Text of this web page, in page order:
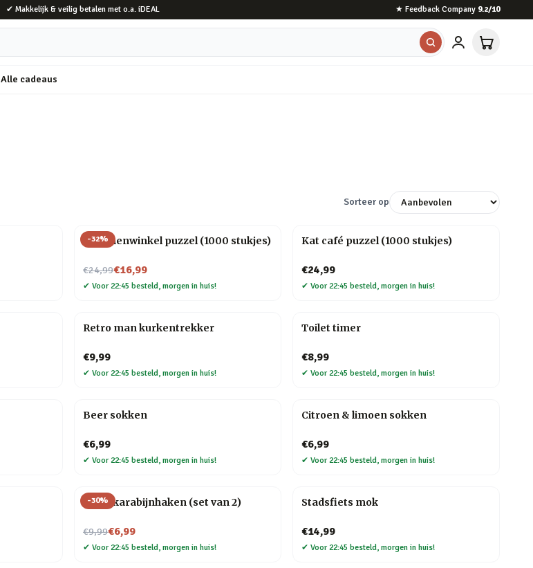
✔ Makkelijk & veilig betalen met o.a. iDEAL ★ Feedback Company 9.2/10
Alle cadeaus
Sorteer op
-32%
Bloemenwinkel puzzel (1000 stukjes)
€24,99
Nu voor€16,99
✔ Voor 22:45 besteld, morgen in huis!
Kat café puzzel (1000 stukjes)
€24,99
✔ Voor 22:45 besteld, morgen in huis!
Retro man kurkentrekker
€9,99
✔ Voor 22:45 besteld, morgen in huis!
Toilet timer
€8,99
✔ Voor 22:45 besteld, morgen in huis!
Beer sokken
€6,99
✔ Voor 22:45 besteld, morgen in huis!
Citroen & limoen sokken
€6,99
✔ Voor 22:45 besteld, morgen in huis!
-30%
Hond karabijnhaken (set van 2)
€9,99
Nu voor€6,99
✔ Voor 22:45 besteld, morgen in huis!
Stadsfiets mok
€14,99
✔ Voor 22:45 besteld, morgen in huis!